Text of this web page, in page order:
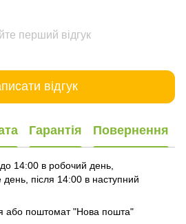
перший відгук
відгук
Гарантія Повернення
14:00 в робочий день,
після 14:00 в наступний
або поштомат "Нова пошта"